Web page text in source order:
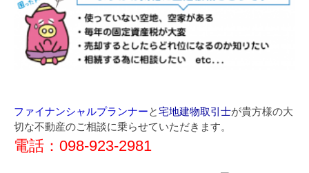
ファイナンシャルプランナーと宅地建物取引士が貴方様の大
切な不動産のご相談に乗らせていただきます。
電話：098-923-2981